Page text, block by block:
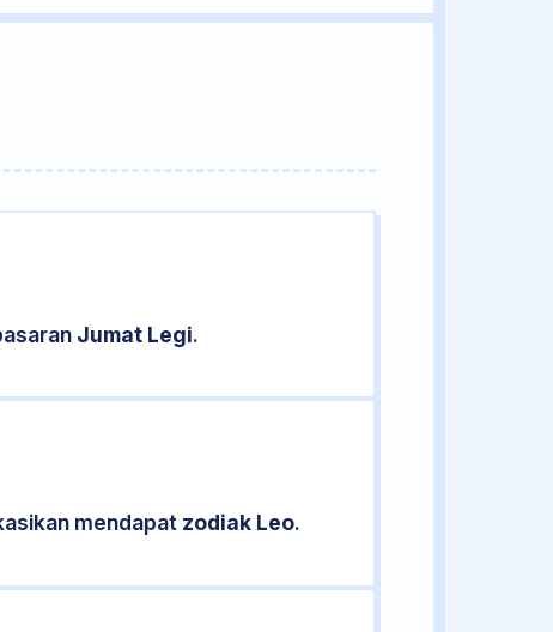
Jumat Legi.
mendapat zodiak Leo.